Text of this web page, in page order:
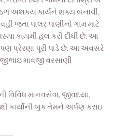
અશકય કાર્યને શક્ય બનાવી,
વહી જતા પાલર પાણીનો ગામ માટે
કાયમી હલ કરી દીધી છે. આ
પ્રેરણા પૂરી પાડે છે. આ અવસરે
માવજી વરસાણી
વિવિધ માનવસેવા, જીવદયા,
કાર્યોની બુક તેમને અર્પણ કરાઇ